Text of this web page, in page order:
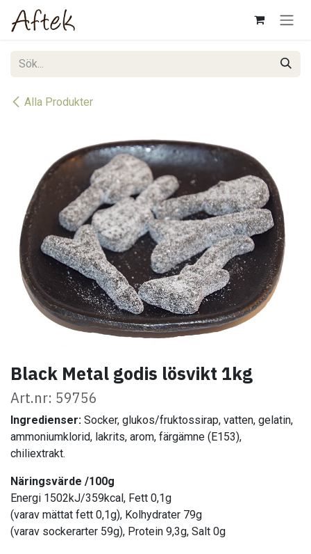
Hoppa till innehåll
Alla Produkter
Black Metal godis lösvikt 1kg
Art.nr: 59756
Ingredienser: Socker, glukos/fruktossirap, vatten, gelatin,
ammoniumklorid, lakrits, arom, färgämne (E153),
chiliextrakt.
Näringsvärde /100g
Energi 1502kJ/359kcal, Fett 0,1g
(varav mättat fett 0,1g), Kolhydrater 79g
(varav sockerarter 59g), Protein 9,3g, Salt 0g